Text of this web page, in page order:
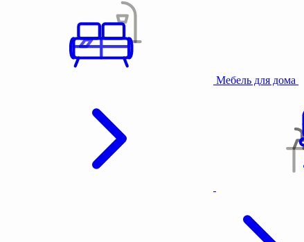
Мебель для дома